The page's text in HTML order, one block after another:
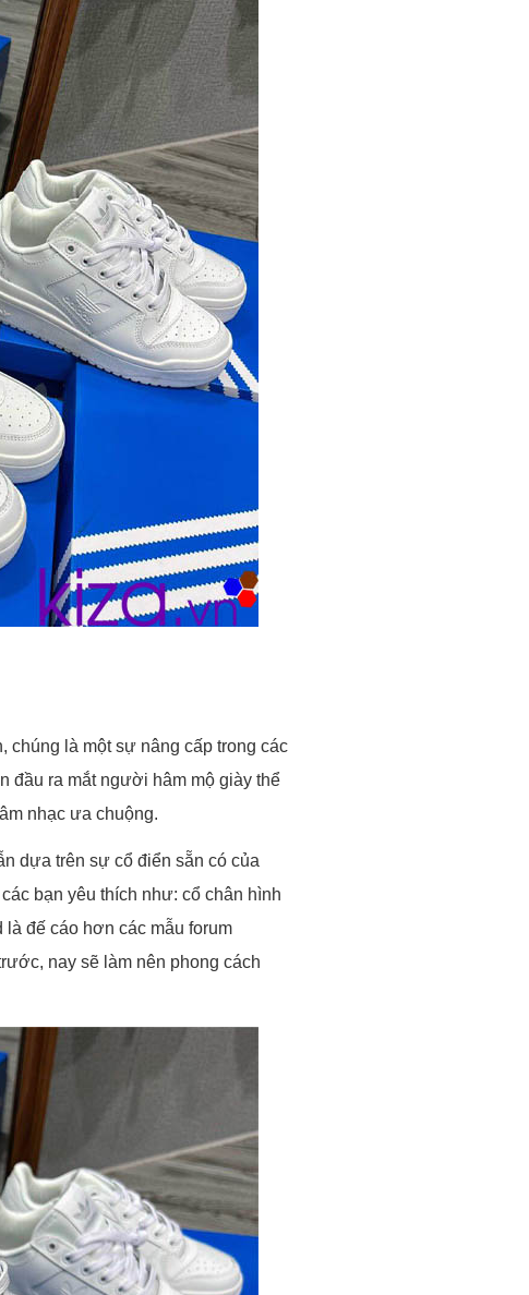
chúng là một sự nâng cấp trong các
đầu ra mắt người hâm mộ giày thể
nhạc ưa chuộng.
dựa trên sự cổ điển sẵn có của
bạn yêu thích như: cổ chân hình
đế cáo hơn các mẫu forum
nay sẽ làm nên phong cách